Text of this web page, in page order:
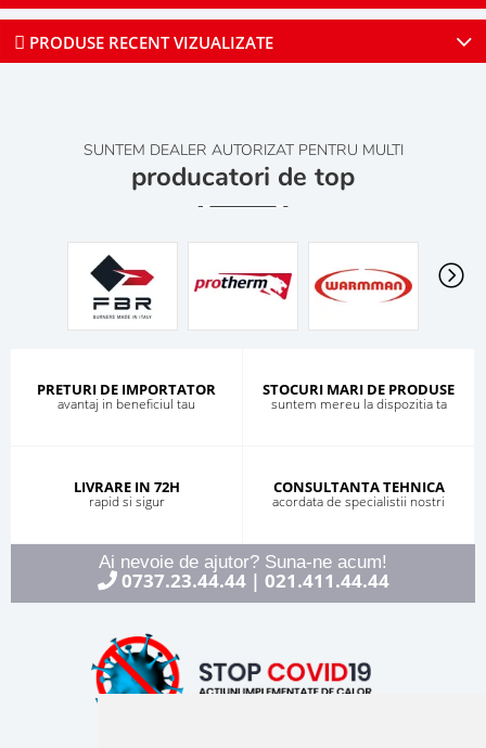
PRODUSE RECENT VIZUALIZATE
SUNTEM DEALER AUTORIZAT PENTRU MULTI
producatori de top
PRETURI DE IMPORTATOR
avantaj in beneficiul tau
STOCURI MARI DE PRODUSE
suntem mereu la dispozitia ta
LIVRARE IN 72H
rapid si sigur
CONSULTANTA TEHNICA
acordata de specialistii nostri
Ai nevoie de ajutor? Suna-ne acum!
0737.23.44.44| 021.411.44.44